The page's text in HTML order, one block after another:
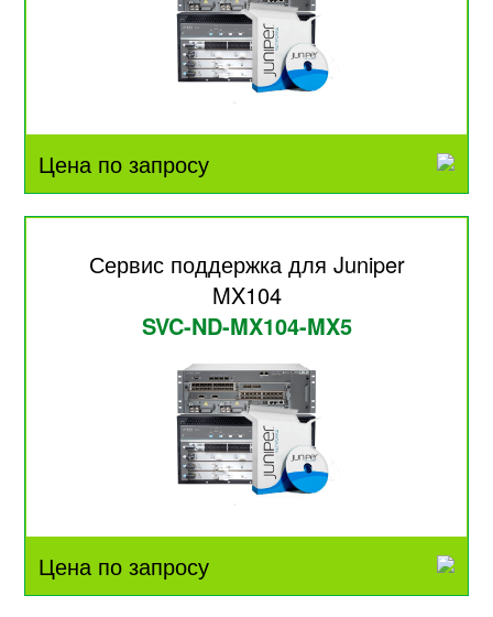
Цена по запросу
Сервис поддержка для Juniper
MX104
SVC-ND-MX104-MX5
Цена по запросу